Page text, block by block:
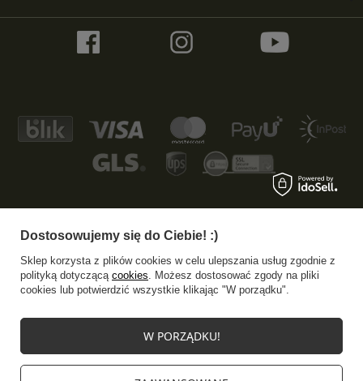
+48 533 372 997 info@specshop.pl
SpecShop.pl,Bałtycka 6, 61-013Poznań
Stawki VAT dla konsumentów z kraju:
Dostosowujemy się do Ciebie! :)
Sklep korzysta z plików cookies w celu ulepszania usług zgodnie z
polityką dotyczącą cookies. Możesz dostosować zgody na pliki
cookies lub potwierdzić wszystkie klikając "W porządku".
W PORZĄDKU!